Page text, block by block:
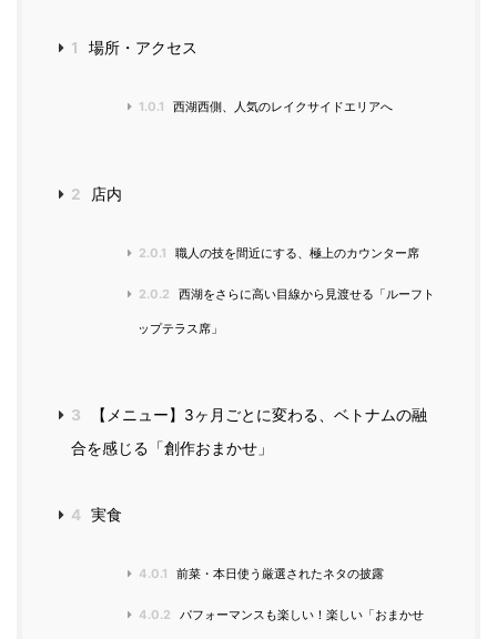
1 場所・アクセス
1.0.1 西湖西側、人気のレイクサイドエリアへ
2 店内
2.0.1 職人の技を間近にする、極上のカウンター席
2.0.2 西湖をさらに高い目線から見渡せる「ルーフト
ップテラス席」
3
【メニュー】3ヶ月ごとに変わる、ベトナムの融
合を感じる「創作おまかせ」
4 実食
4.0.1 前菜・本日使う厳選されたネタの披露
4.0.2 パフォーマンスも楽しい！楽しい「おまかせ